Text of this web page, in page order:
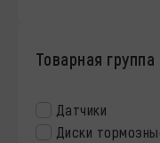
Товарная группа
Датчики
Диски